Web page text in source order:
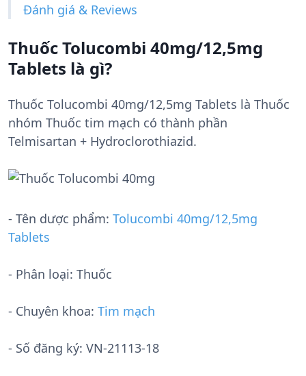
Đánh giá & Reviews
Thuốc Tolucombi 40mg/12,5mg
Tablets là gì?
Thuốc Tolucombi 40mg/12,5mg Tablets là Thuốc
nhóm Thuốc tim mạch có thành phần
Telmisartan + Hydroclorothiazid.
- Tên dược phẩm: Tolucombi 40mg/12,5mg
Tablets
- Phân loại: Thuốc
- Chuyên khoa: Tim mạch
- Số đăng ký: VN-21113-18